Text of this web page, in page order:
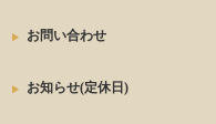
お問い合わせ
お知らせ(定休日)